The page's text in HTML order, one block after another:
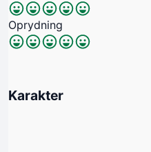
Oprydning
Karakter